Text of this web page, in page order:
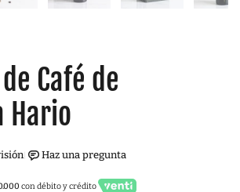
Café de
Hario
con débito y crédito